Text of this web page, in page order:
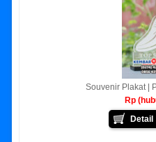
Souvenir Plakat |
Rp
Detail